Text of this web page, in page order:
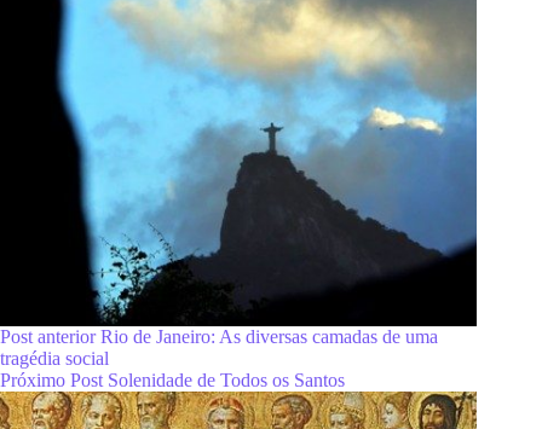
PostanteriorRio de Janeiro: As diversas camadas de uma
tragédia social
Próximo Post Solenidade de Todos os Santos